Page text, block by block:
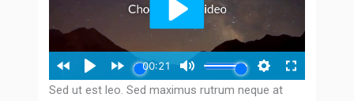
Sed ut est leo. Sed maximus rutrum neque at